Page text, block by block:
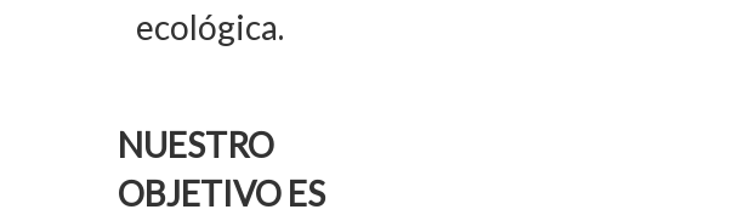
ecológica.
NUESTRO
OBJETIVO ES